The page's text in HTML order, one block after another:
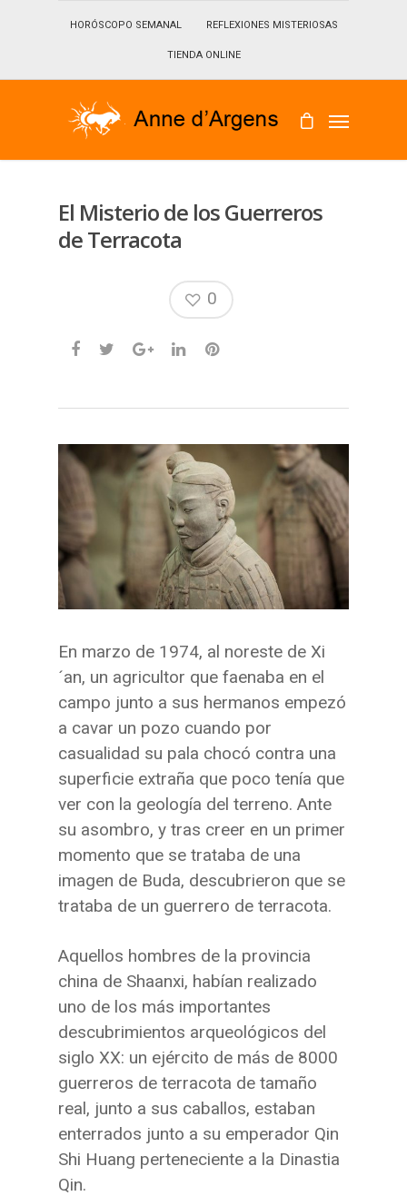
HORÓSCOPO SEMANAL REFLEXIONES MISTERIOSAS
TIENDA ONLINE
El Misterio de los Guerreros
de Terracota
0
En marzo de 1974, al noreste de Xi
´an, un agricultor que faenaba en el
campo junto a sus hermanos empezó
a cavar un pozo cuando por
casualidad su pala chocó contra una
superficie extraña que poco tenía que
ver con la geología del terreno. Ante
su asombro, y tras creer en un primer
momento que se trataba de una
imagen de Buda, descubrieron que se
trataba de un guerrero de terracota.
Aquellos hombres de la provincia
china de Shaanxi, habían realizado
uno de los más importantes
descubrimientos arqueológicos del
siglo XX: un ejército de más de 8000
guerreros de terracota de tamaño
real, junto a sus caballos, estaban
enterrados junto a su emperador Qin
Shi Huang perteneciente a la Dinastia
Qin.